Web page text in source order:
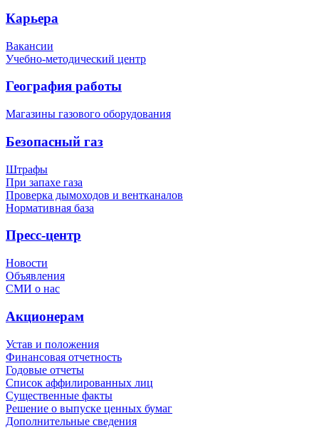
Карьера
Вакансии
Учебно-методический центр
География работы
Магазины газового оборудования
Безопасный газ
Штрафы
При запахе газа
Проверка дымоходов и вентканалов
Нормативная база
Пресс-центр
Новости
Объявления
СМИ о нас
Акционерам
Устав и положения
Финансовая отчетность
Годовые отчеты
Список аффилированных лиц
Существенные факты
Решение о выпуске ценных бумаг
Дополнительные сведения